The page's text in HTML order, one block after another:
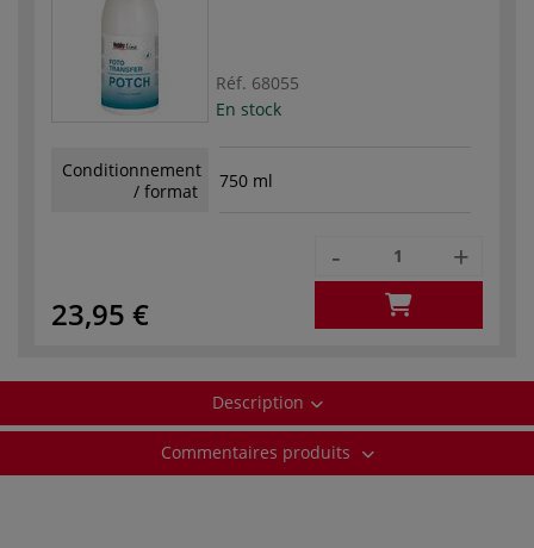
Réf. 68055
En stock
Conditionnement
/ format
750 ml
23,95 €
- +
Description
Commentaires produits